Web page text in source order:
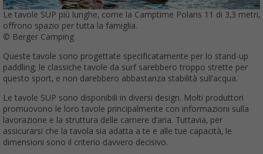
Le tavole SUP più lunghe, come la Camptime Polaris 11 di 3,3 metri,
offrono spazio per tutta la famiglia.
© Berger Camping
Queste tavole sono progettate specificatamente per lo stand-up
paddling; le classiche tavole da surf sarebbero troppo strette per
questo sport, e non darebbero abbastanza stabilità sull'acqua.
Le tavole SUP sono disponibili in diversi design. Molti produttori
promuovono le loro tavole principalmente con informazioni sulla
lavorazione e la struttura delle camere d'aria. Tuttavia, per
assicurarsi che la tavola sia adatta a te e alle tue capacità, le
dimensioni sono il criterio davvero decisivo.